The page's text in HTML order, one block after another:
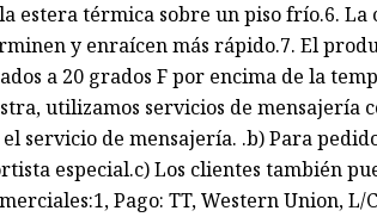
estera térmica sobre un piso frío.6.
y enraícen más rápido.7. El
a 20 grados F por encima de la
utilizamos servicios de mensajería
servicio de mensajería. .b) Para
especial.c) Los clientes también
Pago: TT, Western Union,